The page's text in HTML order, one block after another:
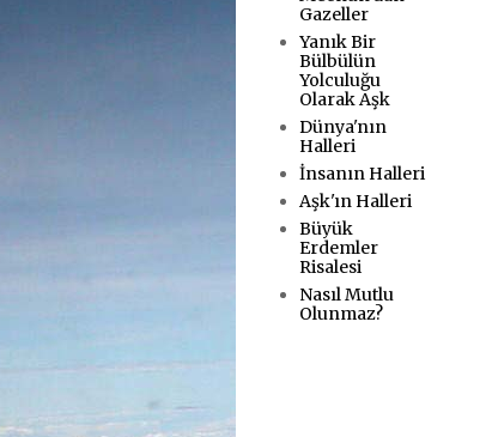
Gazeller
Yanık Bir
Bülbülün
Yolculuğu
Olarak Aşk
Dünya'nın
Halleri
İnsanın Halleri
Aşk'ın Halleri
Büyük
Erdemler
Risalesi
Nasıl Mutlu
Olunmaz?